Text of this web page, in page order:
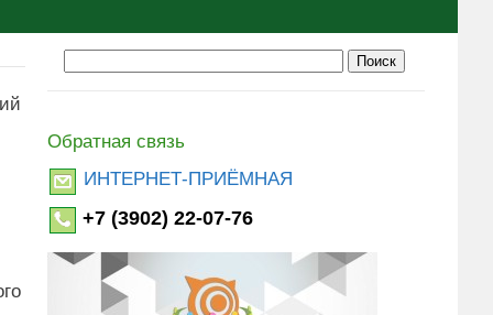
Обратная связь
ИНТЕРНЕТ-ПРИЁМНАЯ
+7 (3902) 22-07-76